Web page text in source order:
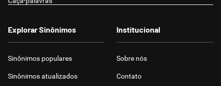
Explorar Sinônimos
Sinônimos populares
Sinônimos atualizados
Institucional
Sobre nós
Contato